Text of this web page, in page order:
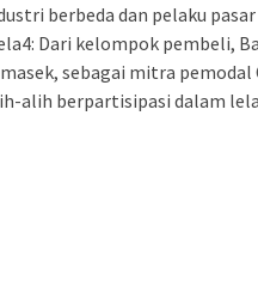
berbeda dan pelaku
Dari kelompok pembeli,
sebagai mitra
alih berpartisipasi dalam